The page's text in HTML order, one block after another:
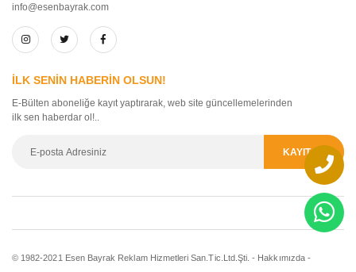
info@esenbayrak.com
İLK SENİN HABERİN OLSUN!
E-Bülten aboneliğe kayıt yaptırarak, web site güncellemelerinden
ilk sen haberdar ol!..
© 1982-2021 Esen Bayrak Reklam Hizmetleri San.Tic.Ltd.Şti. - Hakkımızda-